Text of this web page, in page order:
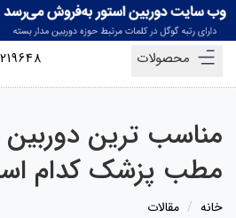
محصولات
مناسب ترین دوربین
مطب پزشک کدام
خانه
مقالات